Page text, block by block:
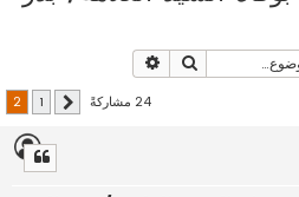
بحث
24 مشاركةً السابق 1
2